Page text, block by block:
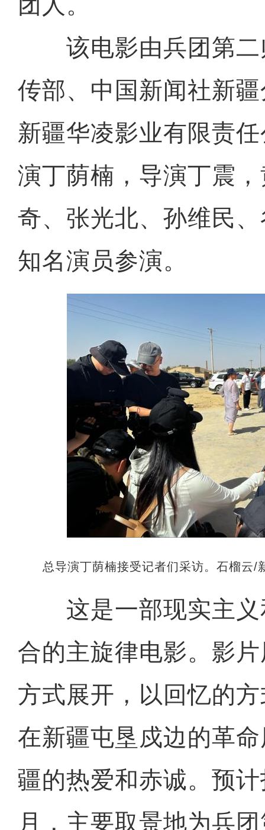
该电影由兵团第二
传部、中国新闻社新
新疆华凌影业有限责
演丁荫楠，导演丁震
奇、张光北、孙维民
知名演员参演。
总导演丁荫楠接受记者们采访。石榴云/
这是一部现实主义
合的主旋律电影。影
方式展开，以回忆的
在新疆屯垦戍边的革
疆的热爱和赤诚。预
月，主要取景地为兵